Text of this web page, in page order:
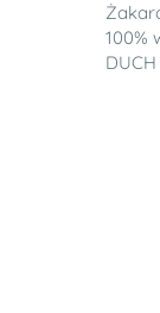
100%
DUCH